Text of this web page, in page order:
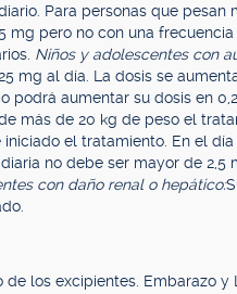
Para personas que pesan
mg pero no con una
Niños y adolescentes con
mg al día. La dosis se
podrá aumentar su dosis en
más de 20 kg de peso el
el tratamiento. En el día
no debe ser mayor de 2,5
con daño renal o hepático:
los excipientes. Embarazo y